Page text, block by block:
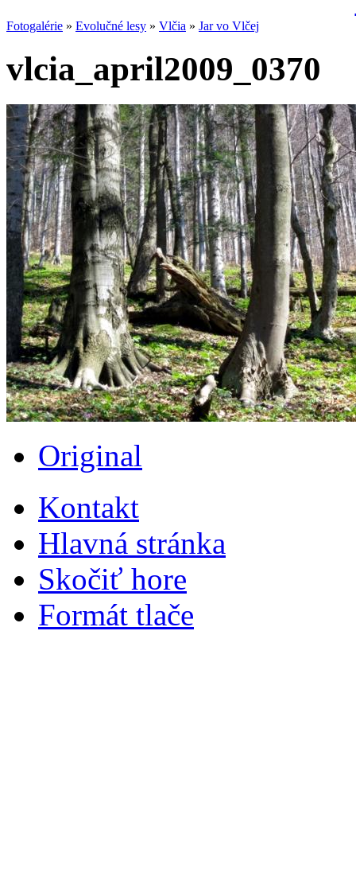
Fotogalérie » Evolučné lesy » Vlčia » Jar vo Vlčej
vlcia_april2009_0370
Original
Kontakt
Hlavná stránka
Skočiť hore
Formát tlače